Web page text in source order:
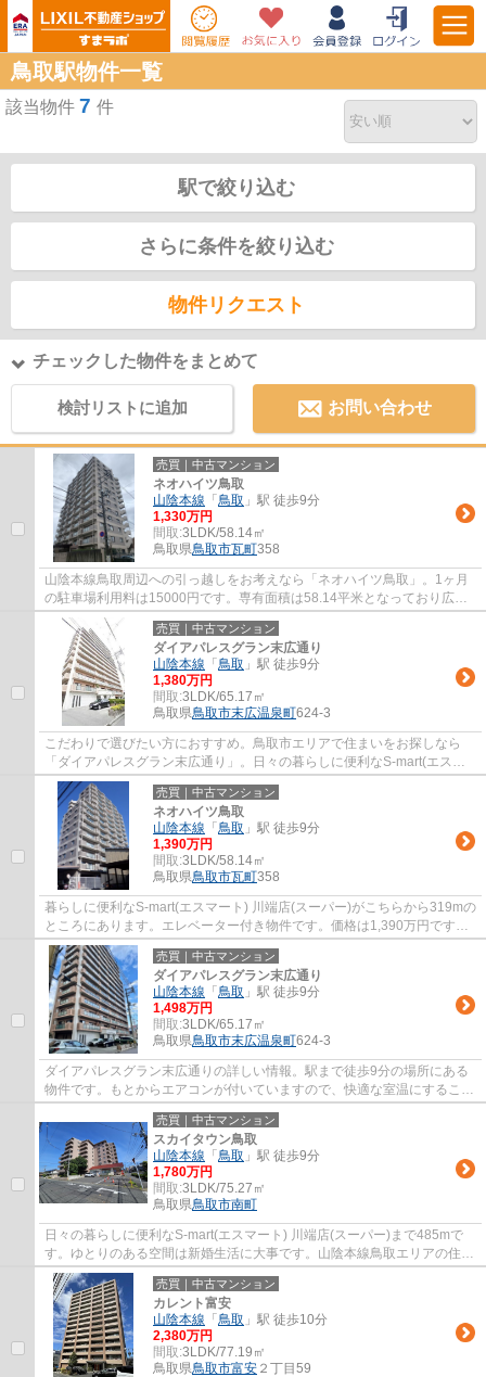
鳥取駅物件一覧
該当物件 7 件
駅で絞り込む
さらに条件を絞り込む
物件リクエスト
チェックした物件をまとめて
検討リストに追加 お問い合わせ
売買｜中古マンション
ネオハイツ鳥取
山陰本線 「鳥取 」駅 徒歩9分
1,330万円
間取:3LDK/58.14㎡
鳥取県鳥取市瓦町358
山陰本線鳥取周辺への引っ越しをお考えなら「ネオハイツ鳥取」。1ヶ月
の駐車場利用料は15000円です。専有面積は58.14平米となっており広さ
も十分ではないでしょうか。鳥取市なら山陰本...
売買｜中古マンション
ダイアパレスグラン末広通り
山陰本線 「鳥取 」駅 徒歩9分
1,380万円
間取:3LDK/65.17㎡
鳥取県鳥取市末広温泉町624-3
こだわりで選びたい方におすすめ。鳥取市エリアで住まいをお探しなら
「ダイアパレスグラン末広通り」。日々の暮らしに便利なS-mart(エスマ
ート) 末広店(スーパー)まで288mです。山陰本...
売買｜中古マンション
ネオハイツ鳥取
山陰本線 「鳥取 」駅 徒歩9分
1,390万円
間取:3LDK/58.14㎡
鳥取県鳥取市瓦町358
暮らしに便利なS-mart(エスマート) 川端店(スーパー)がこちらから319mの
ところにあります。エレベーター付き物件です。価格は1,390万円です。
新しいお住まいにいかがでしょうか。山陰...
売買｜中古マンション
ダイアパレスグラン末広通り
山陰本線 「鳥取 」駅 徒歩9分
1,498万円
間取:3LDK/65.17㎡
鳥取県鳥取市末広温泉町624-3
ダイアパレスグラン末広通りの詳しい情報。駅まで徒歩9分の場所にある
物件です。もとからエアコンが付いていますので、快適な室温にすること
ができます。好条件で快適な住み心地の1,74...
売買｜中古マンション
スカイタウン鳥取
山陰本線 「鳥取 」駅 徒歩9分
1,780万円
間取:3LDK/75.27㎡
鳥取県鳥取市南町
日々の暮らしに便利なS-mart(エスマート) 川端店(スーパー)まで485mで
す。ゆとりのある空間は新婚生活に大事です。山陰本線鳥取エリアの住ま
いがお勧めです。疑問点など、0857-30-4649...
売買｜中古マンション
カレント富安
山陰本線 「鳥取 」駅 徒歩10分
2,380万円
間取:3LDK/77.19㎡
鳥取県鳥取市富安 ２丁目59